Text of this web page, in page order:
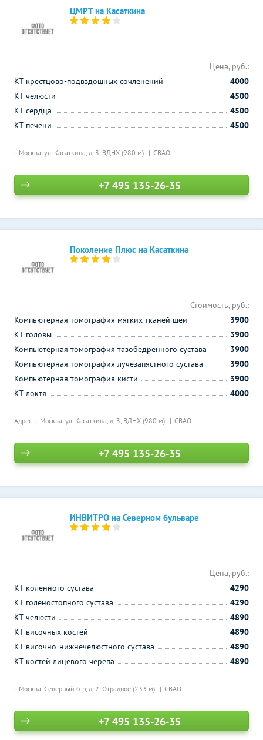
ЦМРТ на Касаткина
г. Москва, ул. Касаткина, д. 3, ВДНХ (980 м) СВАО
Цена, руб.:
КТ крестцово-подвздошных сочленений
4000
КТ челюсти
4500
КТ сердца
4500
КТ печени
4500
+7 495 135-26-35
Поколение Плюс на Касаткина
Адрес: г. Москва, ул. Касаткина, д. 3, ВДНХ (980 м) СВАО
Стоимость, руб.:
Компьютерная томография мягких тканей шеи
3900
КТ головы
3900
Компьютерная томография тазобедренного сустава
3900
Компьютерная томография лучезапястного сустава
3900
Компьютерная томография кисти
3900
КТ локтя
4000
+7 495 135-26-35
ИНВИТРО на Северном бульваре
г. Москва, Северный б-р, д. 2, Отрадное (233 м) СВАО
Цена, руб.:
КТ коленного сустава
4290
КТ голеностопного сустава
4290
КТ челюсти
4890
КТ височных костей
4890
КТ височно-нижнечелюстного сустава
4890
КТ костей лицевого черепа
4890
+7 495 135-26-35